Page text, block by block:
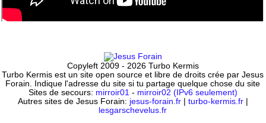
Copyleft 2009 - 2026 Turbo Kermis
Turbo Kermis est un site open source et libre de droits crée par Jesus
Forain. Indique l'adresse du site si tu partage quelque chose du site
Sites de secours: mirroir01 - mirroir02 (IPv6 seulement)
Autres sites de Jesus Forain: jesus-forain.fr| turbo-kermis.fr|
lesgarschevelus.fr